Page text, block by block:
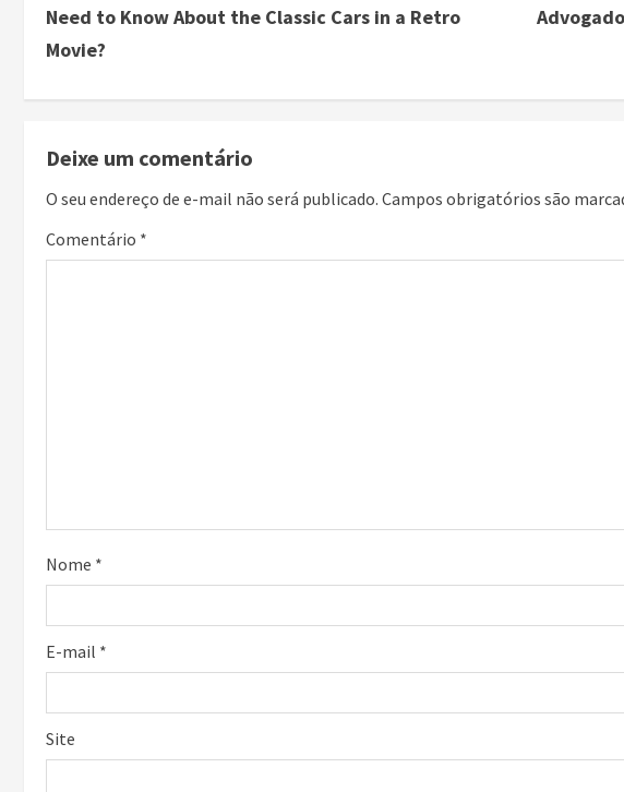
Need to Know About the Classic Cars in a Retro
Movie?
Deixe um comentário
O seu endereço de e-mail não será publicado. Campos obrigatórios são
Comentário *
Nome *
E-mail *
Site